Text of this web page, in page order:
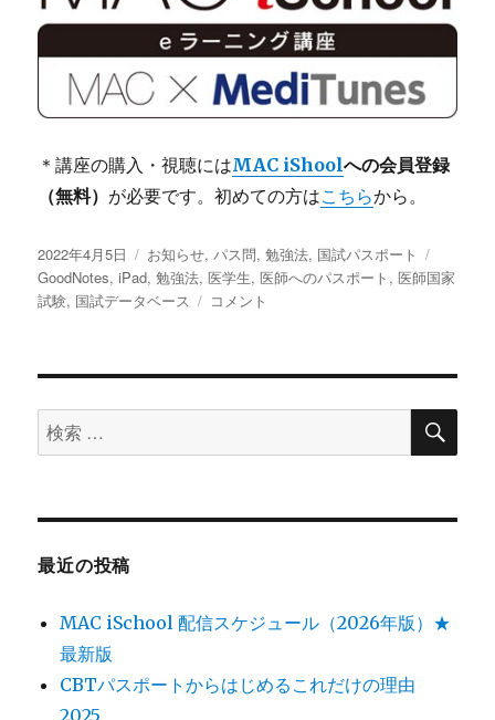
＊講座の購入・視聴にはMAC iShoolへの会員登録
（無料） が必要です。初めての方はこちらから。
投
稿
日:
2022年4月5日
カ
テ
ゴ
お知らせ, パス問,勉強法, 国試パスポート
グ
GoodNotes,iPad,勉強法,医学生,医師へのパスポート ,医師国家
試験, 国試データベース
パ
PDF
デ
タ
方
コメント
検
索
象:
検
最近の投稿
MAC iSchool 配信スケジュール（2026年版）★
最新版
CBTパスポートからはじめるこれだけの理由
2025